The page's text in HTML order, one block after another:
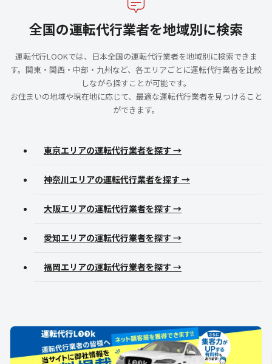
全国の運転代行業者を地域別に検索
運転代行LOOKでは、日本全国の運転代行業者を地域別に検索できま
す。関東・関西・中部・九州など、各エリアごとに運転代行業者を比較
しながら探すことが可能です。
お住まいの地域や現在地に応じて、最適な運転代行業者を見つけること
ができます。
東京エリアの運転代行業者を探す →
神奈川エリアの運転代行業者を探す →
大阪エリアの運転代行業者を探す →
愛知エリアの運転代行業者を探す →
福岡エリアの運転代行業者を探す →